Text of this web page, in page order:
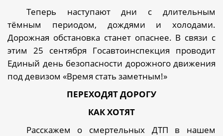
Теперь наступают дни с длительным
тёмным периодом, дождями и холодами.
Дорожная обстановка станет опаснее. В связи с
этим 25 сентября Госавтоинспекция проводит
Единый день безопасности дорожного движения
под девизом «Время стать заметным!»
ПЕРЕХОДЯТ ДОРОГУ
КАК ХОТЯТ
Расскажем о смертельных ДТП в нашем